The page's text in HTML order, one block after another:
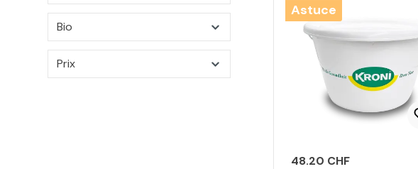
Bio
Prix
Astuce
48.20 CHF